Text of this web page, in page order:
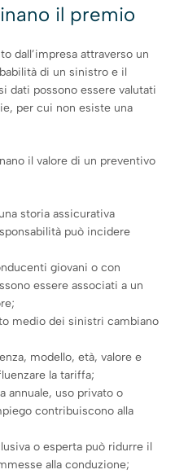
il premio
dall’impresa attraverso un
di un sinistro e il
dati possono essere valutati
per cui non esiste una
il valore di un preventivo
una storia assicurativa
può incidere
giovani o con
essere associati a un
medio dei sinistri cambiano
modello, età, valore e
la tariffa;
annuale, uso privato o
contribuiscono alla
o esperta può ridurre il
alla conduzione;